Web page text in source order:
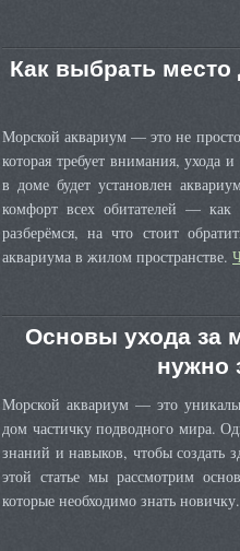
Как выбрать
Морской аквариум — это не
которая требует внимания, ухода
в доме будет установлен
комфорт всех обитателей — как
разберёмся, на что стоит
аквариума в жилом пространстве.
Основы ухода за
нужно
Морской аквариум — это
дом частичку подводного мира.
знаний и навыков, чтобы создать
этой статье мы рассмотрим
которые необходимо знать